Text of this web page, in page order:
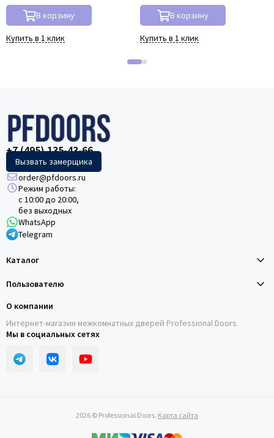
В корзину
Купить в 1 клик
В корзину
Купить в 1 клик
+7 (495) 135-43-66
Вызвать замерщика
order@pfdoors.ru
Режим работы:
с 10:00 до 20:00,
без выходных
WhatsApp
Telegram
Каталог
Пользователю
О компании
Интернет-магазин межкомнатных дверей Professional Doors
Мы в социальных сетях
2026 © Professional Doors. Карта сайта